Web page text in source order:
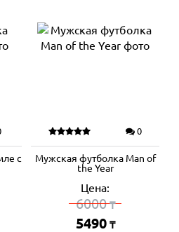
с
0
Мужская футболка Man of
the Year
Цена:
6000₸
5490 ₸